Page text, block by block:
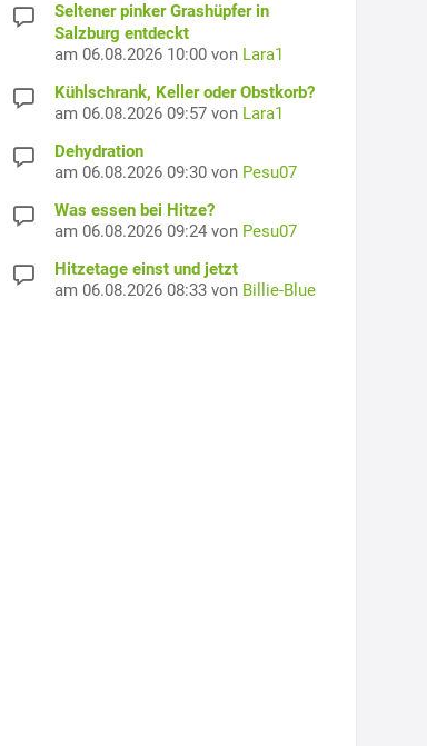
Seltener pinker Grashüpfer in
Salzburg entdeckt
am 06.08.2026 10:00 von Lara1
Kühlschrank, Keller oder Obstkorb?
am 06.08.2026 09:57 von Lara1
Dehydration
am 06.08.2026 09:30 von Pesu07
Was essen bei Hitze?
am 06.08.2026 09:24 von Pesu07
Hitzetage einst und jetzt
am 06.08.2026 08:33 von Billie-Blue